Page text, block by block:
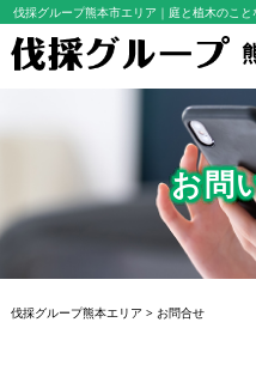
伐採グループ熊本市エリア ｜庭と植木のこ
お問
伐採グループ熊本エリア > お問合せ